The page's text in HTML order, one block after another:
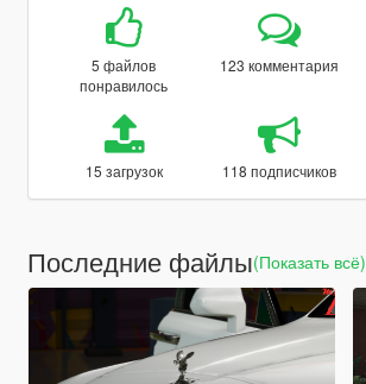
5 файлов
понравилось
123 комментария
15 загрузок 118 подписчиков
Последние файлы(Показать всё)